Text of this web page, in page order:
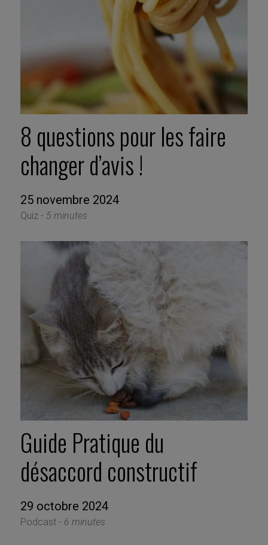
8 questions pour les faire
changer d’avis !
25 novembre 2024
Quiz - 5 minutes
Guide Pratique du
désaccord constructif
29 octobre 2024
Podcast - 6 minutes